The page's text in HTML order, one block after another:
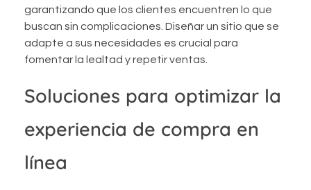
garantizando que los clientes encuentren lo que
buscan sin complicaciones. Diseñar un sitio que se
adapte a sus necesidades es crucial para
fomentar la lealtad y repetir ventas.
Soluciones para optimizar la
experiencia de compra en
línea